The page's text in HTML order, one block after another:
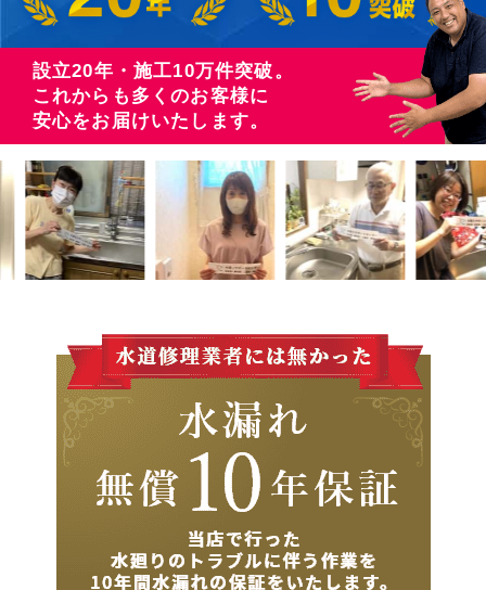
設立20年・施工10万件突破。
これからも多くのお客様に
安心をお届けいたします。